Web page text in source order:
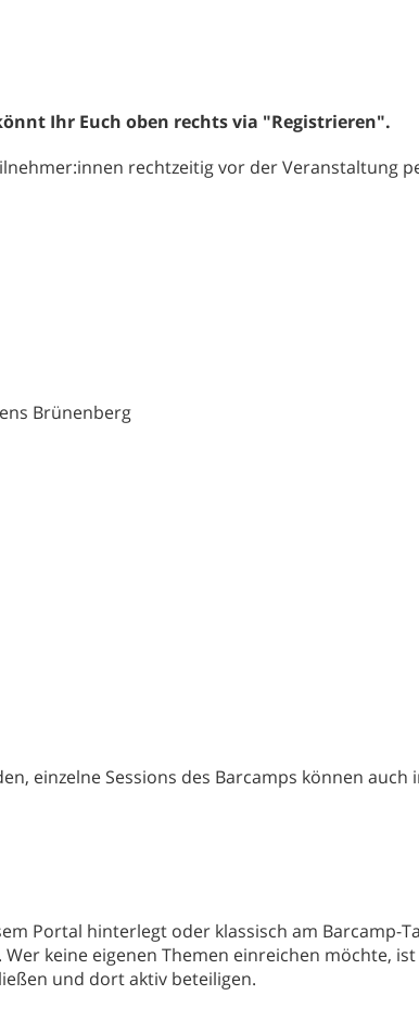
Ihr Euch oben rechts via "Registrieren".
rechtzeitig vor der Veranstaltung
Brünenberg
einzelne Sessions des Barcamps können auch
Portal hinterlegt oder klassisch am Barcamp-
keine eigenen Themen einreichen möchte, ist
und dort aktiv beteiligen.